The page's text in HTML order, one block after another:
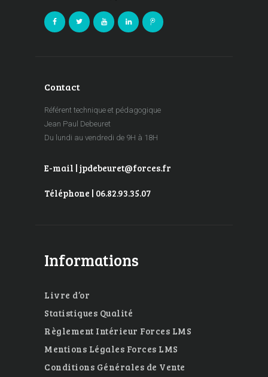
Contact
Référent technique et pédagogique
Jean Paul Debeuret
Du lundi au vendredi de 9H à 18H
E-mail | jpdebeuret@forces.fr
Téléphone | 06.82.93.35.07
Informations
Livre d’or
Statistiques Qualité
Règlement Intérieur Forces LMS
Mentions Légales Forces LMS
Conditions Générales de Vente